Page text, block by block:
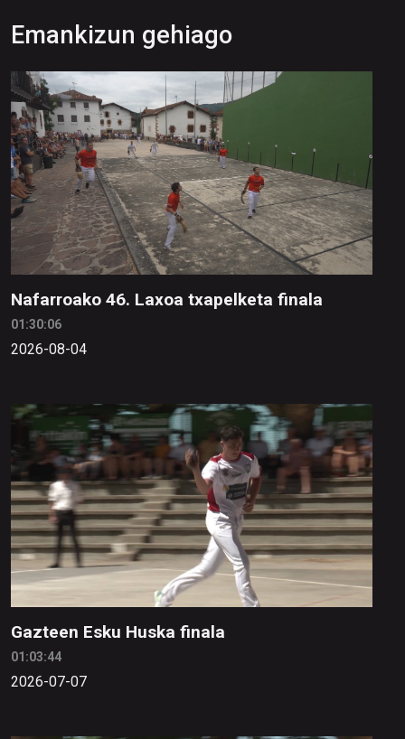
Emankizun gehiago
Nafarroako 46. Laxoa txapelketa finala
01:30:06
2026-08-04
Gazteen Esku Huska finala
01:03:44
2026-07-07